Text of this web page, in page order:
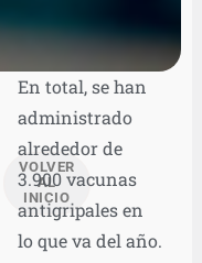
VOLVER
AL
INICIO
En total, se han
administrado
alrededor de
3.900 vacunas
antigripales en
lo que va del año.